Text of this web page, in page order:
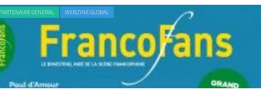
GENERAL WEBZINE GLOBAL